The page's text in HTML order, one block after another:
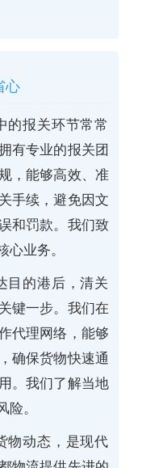
心
的报关环节常常
有专业的报关团
，能够高效、准
手续，避免因文
和罚款。我们致
业务。
目的港后，清关
键一步。我们在
代理网络，能够
确保货物快速通
。我们了解当地
。
物动态，是现代